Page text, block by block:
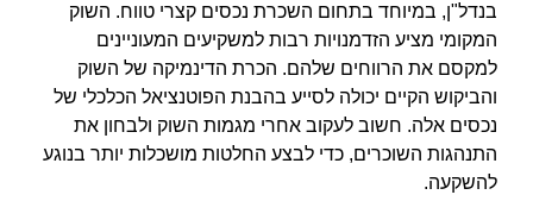
בנדל"ן, במיוחד בתחום השכרת נכסים קצרי טווח. השוק
המקומי מציע הזדמנויות רבות למשקיעים המעוניינים
למקסם את הרווחים שלהם. הכרת הדינמיקה של השוק
והביקוש הקיים יכולה לסייע בהבנת הפוטנציאל הכלכלי של
נכסים אלה. חשוב לעקוב אחרי מגמות השוק ולבחון את
התנהגות השוכרים, כדי לבצע החלטות מושכלות יותר בנוגע
להשקעה.